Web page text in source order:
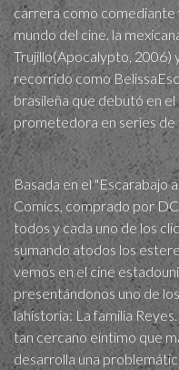
carrera como comediante
mundo del cine, la
Trujillo(Apocalypto, 2006)
recorrido como
brasileña que debutó en
prometedora en series de
Basada en el "Escarabajo
Comics, comprado por
todos y cada uno de los
sumando atodos los
vemos en el cine
presentándonos uno de
lahistoria: La familia
tan cercano eíntimo que
desarrolla una